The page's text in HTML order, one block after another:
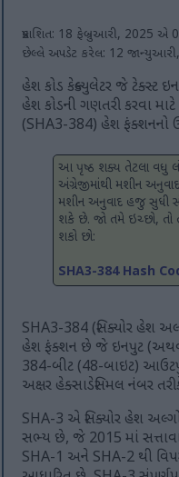
પ્રકાશિત: 18 ફેબ્રુઆરી, 2025 એ
છેલ્લે અપડેટ કરેલ: 12
હેશ કોડ કેલ્ક્યુલેટર જે ટેક્સ્ટ
હેશ કોડની ગણતરી કરવા
(SHA3-384) હેશ ફંક્શનનો
આ પૃષ્ઠ શક્ય તેટલા વધુ
અંગ્રેજીમાંથી મશીન
મશીન અનુવાદ હજુ સુધી
શકે છે. જો તમે ઇચ્છો,
શકો છો:
SHA3-384 Hash
SHA3-384 (સિક્યોર હેશ
હેશ ફંક્શન છે જે ઇનપુટ
384-બીટ (48-બાઇટ)
અક્ષર હેક્સાડેસિમલ નંબર
SHA-3 એ સિક્યોર હેશ
સભ્ય છે, જે 2015 માં
SHA-1 અને SHA-2 થી